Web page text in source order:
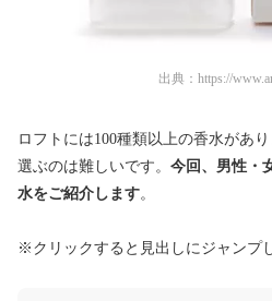
出典： https://
ロフトには100種類以上の香水があ
選ぶのは難しいです。 今回、男性・
水をご紹介します。
※クリックすると見出しにジャンプ